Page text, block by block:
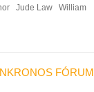
Jude Law
William
FÓRUM